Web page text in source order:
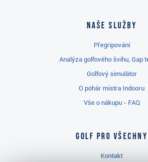
Naše služby
Přegripování
Analýza golfového švihu, Gap
Golfový simulátor
O pohár mistra Indooru
Vše o nákupu - FAQ
Golf pro všechny
Kontakt